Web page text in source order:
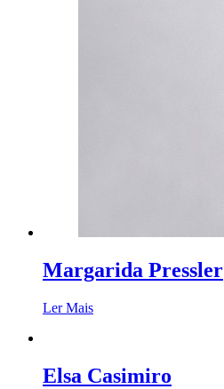
Margarida Pressler
Ler Mais
Elsa Casimiro